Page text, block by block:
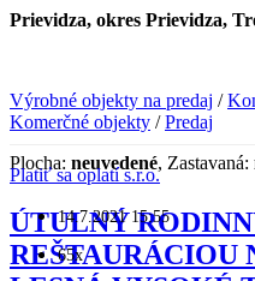
Prievidza, okres Prievidza,
Výrobné objekty na predaj /
Komerčné objekty /Predaj
Plocha: neuvedené, Zastavaná:
Platiť sa oplatí s.r.o.
14.7.2021 15:55
65x
ÚTULNÝ
REŠTAURÁCIOU